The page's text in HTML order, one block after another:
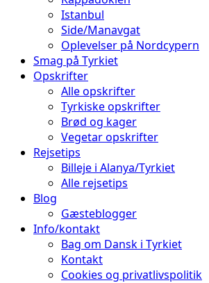
Istanbul
Side/Manavgat
Oplevelser på Nordcypern
Smag på Tyrkiet
Opskrifter
Alle opskrifter
Tyrkiske opskrifter
Brød og kager
Vegetar opskrifter
Rejsetips
Billeje i Alanya/Tyrkiet
Alle rejsetips
Blog
Gæsteblogger
Info/kontakt
Bag om Dansk i Tyrkiet
Kontakt
Cookies og privatlivspolitik